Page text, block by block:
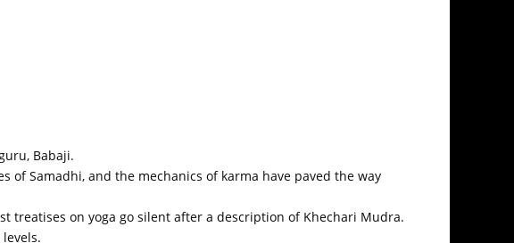
Babaji.
of Samadhi, and the mechanics of karma have paved the way
treatises on yoga go silent after a description of Khechari Mudra.